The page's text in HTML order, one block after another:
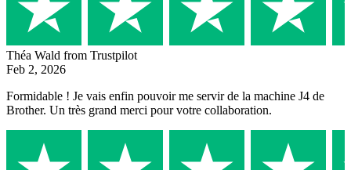
Théa Wald from Trustpilot
Feb 2, 2026
Formidable ! Je vais enfin pouvoir me servir de la machine J4 de
Brother. Un très grand merci pour votre collaboration.